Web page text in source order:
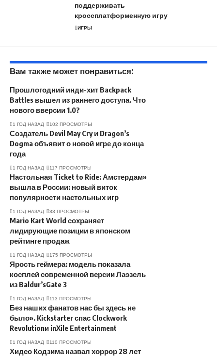
поддерживать
кроссплатформенную игру
ИГРЫ
Вам также может понравиться:
Прошлогодний инди-хит Backpack
Battles вышел из раннего доступа. Что
нового вверсии 1.0?
1 ГОД НАЗАД 102 ПРОСМОТРЫ
Создатель Devil May Cry и Dragon’s
Dogma объявит о новой игре до конца
года
1 ГОД НАЗАД 117 ПРОСМОТРЫ
Настольная Ticket to Ride: Амстердам»
вышла в России: новый виток
популярности настольных игр
1 ГОД НАЗАД 83 ПРОСМОТРЫ
Mario Kart World сохраняет
лидирующие позиции в японском
рейтинге продаж
1 ГОД НАЗАД 175 ПРОСМОТРЫ
Ярость геймера: модель показала
косплей современной версии Лаэзель
из Baldur’sGate 3
1 ГОД НАЗАД 113 ПРОСМОТРЫ
Без наших фанатов нас бы здесь не
было». Kickstarter спас Clockwork
Revolutionи inXile Entertainment
1 ГОД НАЗАД 110 ПРОСМОТРЫ
Хидео Кодзима назвал хоррор 28 лет